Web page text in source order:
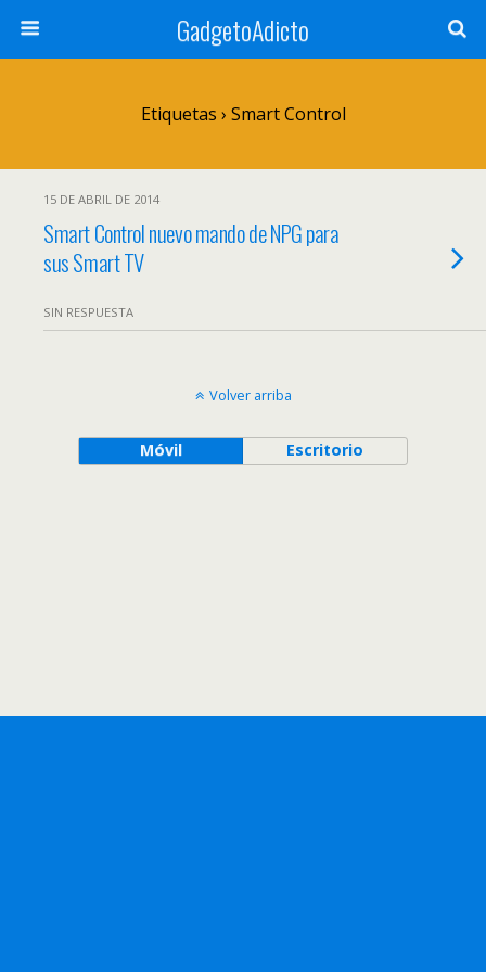
GadgetoAdicto
Etiquetas › Smart Control
15 DE ABRIL DE 2014
Smart Control nuevo mando de NPG para
sus Smart TV
SIN RESPUESTA
Volver arriba
Móvil Escritorio